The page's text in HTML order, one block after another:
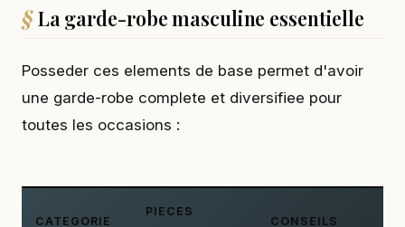
La garde-robe masculine essentielle
Posseder ces elements de base permet d'avoir
une garde-robe complete et diversifiee pour
toutes les occasions :
CATEGORIE
PIECES
CONSEILS